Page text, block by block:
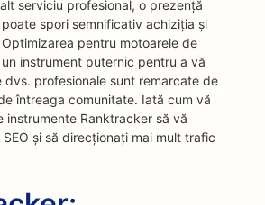
serviciu profesional, o prezență
spori semnificativ achiziția și
pentru motoarele de
instrument puternic pentru a vă
dvs. profesionale sunt remarcate de
întreaga comunitate. Iată cum vă
instrumente Ranktracker să vă
și să direcționați mai mult trafic